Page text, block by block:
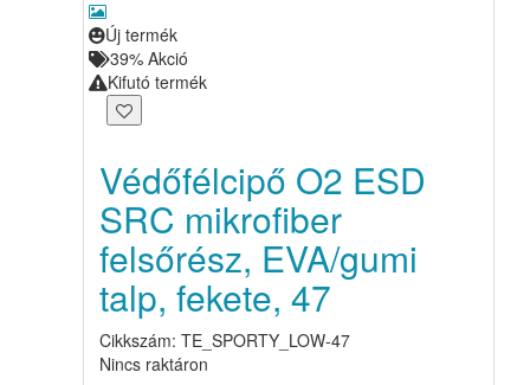
Új termék
39% Akció
Kifutó termék
Védőfélcipő O2 ESD
SRC mikrofiber
felsőrész, EVA/gumi
talp, fekete, 47
Cikkszám: TE_SPORTY_LOW-47
Nincs raktáron